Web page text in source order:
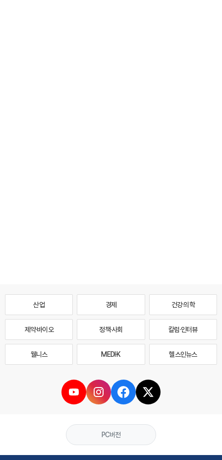
산업 경제 건강·의학
제약·바이오 정책·사회 칼럼·인터뷰
웰니스 MEDI·K 헬스인뉴스
PC버전